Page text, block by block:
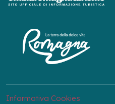
Informativa Cookies